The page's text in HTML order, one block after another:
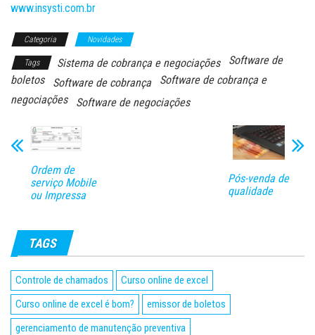
www.insysti.com.br
Categoria Novidades
Tags Sistema de cobrança e negociações
Software de
boletos
Software de cobrança
Software de cobrança e
negociações
Software de negociações
Ordem de
serviço Mobile
ou Impressa
Pós-venda de
qualidade
TAGS
Controle de chamados
Curso online de excel
Curso online de excel é bom?
emissor de boletos
gerenciamento de manutenção preventiva